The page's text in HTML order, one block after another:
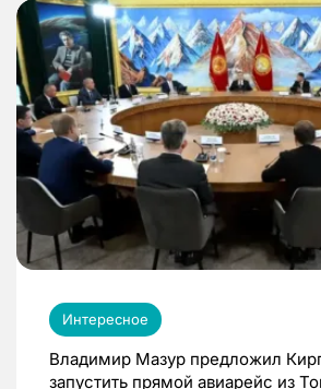
Интересное
Владимир Мазур предложил
запустить прямой авиарейс из